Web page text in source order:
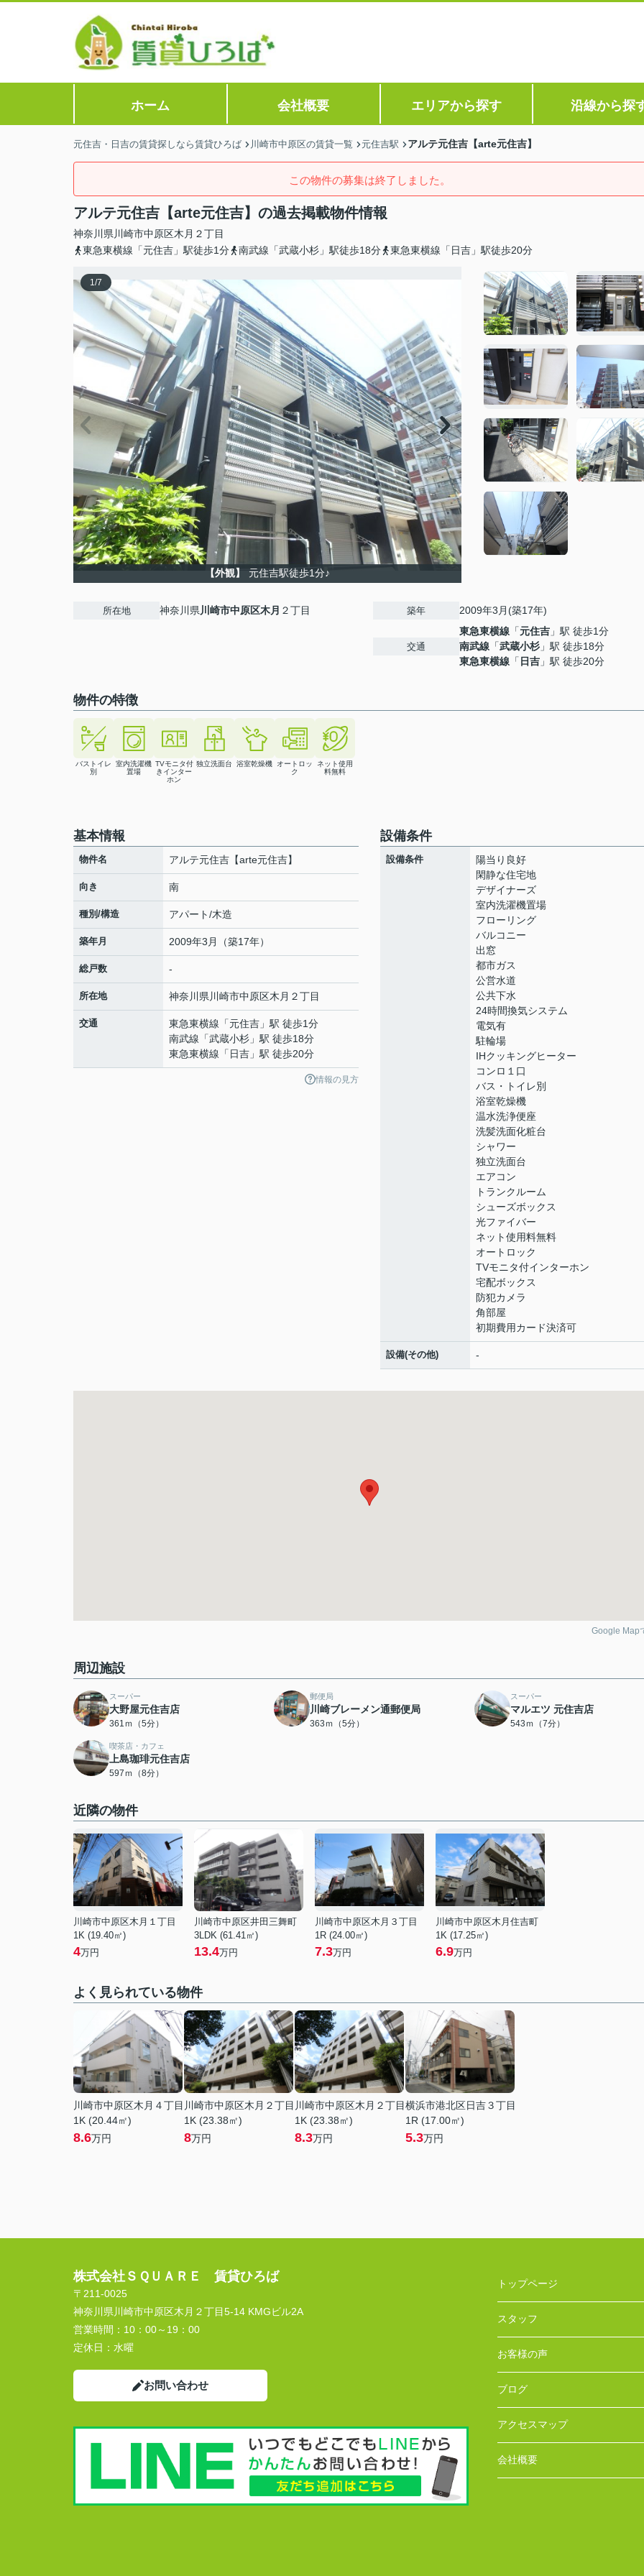
ホーム 会社概要 エリアから探す 沿線から探
元住吉・日吉の賃貸探しなら賃貸ひろば 川崎市中原区の賃貸一覧 元住吉駅 アルテ元住吉【arte元住吉】
この物件の募集は終了しました。
アルテ元住吉【arte元住吉】の過去掲載物件情報
神奈川県 川崎市中原区木月 ２丁目
東急東横線「元住吉」駅徒歩1分
南武線「武蔵小杉」駅徒歩18分 東急東横線「日吉」駅徒歩20分
1/7
【外観】 元住吉駅徒歩1分♪
所在地 神奈川県川崎市中原区木月 ２丁目 築年 2009年3月(築17年)
交通
東急東横線 「元住吉 」駅 徒歩1分
南武線 「武蔵小杉 」駅 徒歩18分
東急東横線 「 日吉 」駅 徒歩20分
物件の特徴
バストイレ
別
室内洗濯機
置場
TVモニタ付
きインター
ホン
独立洗面台 浴室乾燥機
オートロッ
ク
ネット使用
料無料
基本情報
物件名 アルテ元住吉【arte元住吉】
向き 南
種別/構造 アパート/木造
築年月 2009年3月（築17年）
総戸数 -
所在地 神奈川県 川崎市中原区木月 ２丁目
交通 東急東横線 「元住吉 」駅 徒歩1分
南武線 「武蔵小杉 」駅 徒歩18分
東急東横線 「 日吉 」駅 徒歩20分
情報の見方
設備条件
設備条件
陽当り良好
閑静な住宅地
デザイナーズ
室内洗濯機置場
フローリング
バルコニー
出窓
都市ガス
公営水道
公共下水
24時間換気システム
電気有
駐輪場
IHクッキングヒーター
コンロ１口
バス・トイレ別
浴室乾燥機
温水洗浄便座
洗髪洗面化粧台
シャワー
独立洗面台
エアコン
トランクルーム
シューズボックス
光ファイバー
ネット使用料無料
オートロック
TVモニタ付インターホン
宅配ボックス
防犯カメラ
角部屋
初期費用カード決済可
設備(その他) -
Google Map
周辺施設
スーパー
大野屋元住吉店
361ｍ（5分）
郵便局
川崎ブレーメン通郵便局
363ｍ（5分）
スーパー
マルエツ 元住吉店
543ｍ（7分）
喫茶店・カフェ
上島珈琲元住吉店
597ｍ（8分）
近隣の物件
川崎市中原区木月１丁目
1K (19.40㎡)
4万円
川崎市中原区井田三舞町
3LDK (61.41㎡)
13.4万円
川崎市中原区木月３丁目
1R (24.00㎡)
7.3万円
川崎市中原区木月住吉町
1K (17.25㎡)
6.9万円
よく見られている物件
川崎市中原区木月４丁目
1K (20.44㎡)
8.6万円
川崎市中原区木月２丁目
1K (23.38㎡)
8万円
川崎市中原区木月２丁目
1K (23.38㎡)
8.3万円
横浜市港北区日吉３丁目
1R (17.00㎡)
5.3万円
株式会社ＳＱＵＡＲＥ 賃貸ひろば
〒211-0025
神奈川県川崎市中原区木月２丁目5-14 KMGビル2A
営業時間： 10：00～19：00
定休日： 水曜
お問い合わせ
トップページ
スタッフ
お客様の声
ブログ
アクセスマップ
会社概要